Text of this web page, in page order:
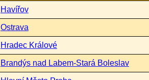
Havířov
Ostrava
Hradec Králové
Brandýs nad Labem-Stará Boleslav